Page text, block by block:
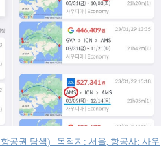
공권 탐색) - 목적지: 서울, 항공사: 사우